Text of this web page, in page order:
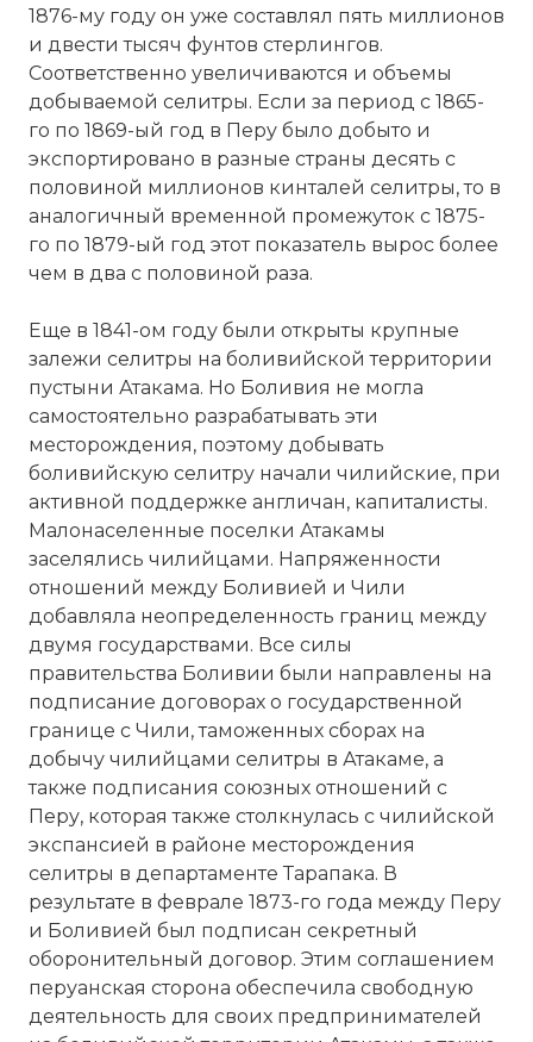
1876-му году он уже составлял пять миллионов
и двести тысяч фунтов стерлингов.
Соответственно увеличиваются и объемы
добываемой селитры. Если за период с 1865-
го по 1869-ый год в Перу было добыто и
экспортировано в разные страны десять с
половиной миллионов кинталей селитры, то в
аналогичный временной промежуток с 1875-
го по 1879-ый год этот показатель вырос более
чем в два с половиной раза.
Еще в 1841-ом году были открыты крупные
залежи селитры на боливийской территории
пустыни Атакама. Но Боливия не могла
самостоятельно разрабатывать эти
месторождения, поэтому добывать
боливийскую селитру начали чилийские, при
активной поддержке англичан, капиталисты.
Малонаселенные поселки Атакамы
заселялись чилийцами. Напряженности
отношений между Боливией и Чили
добавляла неопределенность границ между
двумя государствами. Все силы
правительства Боливии были направлены на
подписание договорах о государственной
границе с Чили, таможенных сборах на
добычу чилийцами селитры в Атакаме, а
также подписания союзных отношений с
Перу, которая также столкнулась с чилийской
экспансией в районе месторождения
селитры в департаменте Тарапака. В
результате в феврале 1873-го года между Перу
и Боливией был подписан секретный
оборонительный договор. Этим соглашением
перуанская сторона обеспечила свободную
деятельность для своих предпринимателей